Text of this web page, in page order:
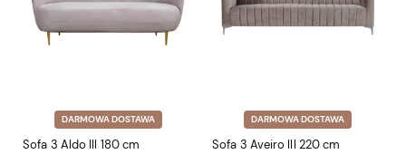
DARMOWA DOSTAWA
Sofa 3 Aldo III 180 cm
DARMOWA DOSTAWA
Sofa 3 Aveiro III 220 cm